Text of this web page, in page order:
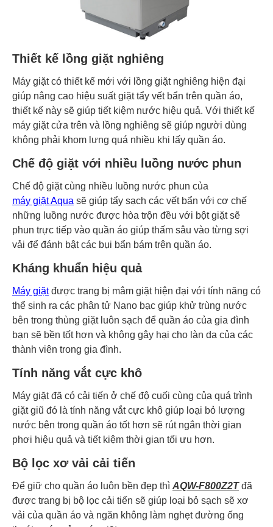
Thiết kế lồng giặt nghiêng
Máy giặt có thiết kế mới với lồng giặt nghiêng hiện đại
giúp nâng cao hiệu suất giặt tẩy vết bẩn trên quần áo,
thiết kế này sẽ giúp tiết kiệm nước hiệu quả. Với thiết kế
máy giặt cửa trên và lồng nghiêng sẽ giúp người dùng
không phải khom lưng quá nhiều khi lấy quần áo.
Chế độ giặt với nhiều luồng nước phun
Chế độ giặt cùng nhiều luồng nước phun của
máy giặt Aqua sẽ giúp tẩy sạch các vết bẩn với cơ chế
những luồng nước được hòa trộn đều với bột giặt sẽ
phun trực tiếp vào quần áo giúp thấm sâu vào từng sợi
vải để đánh bật các bụi bẩn bám trên quần áo.
Kháng khuẩn hiệu quả
Máy giặtđược trang bị mâm giặt hiện đại với tính năng có
thể sinh ra các phân tử Nano bạc giúp khử trùng nước
bên trong thùng giặt luôn sạch để quần áo của gia đình
bạn sẽ bền tốt hơn và không gây hại cho làn da của các
thành viên trong gia đình.
Tính năng vắt cực khô
Máy giặt đã có cải tiến ở chế độ cuối cùng của quá trình
giặt giũ đó là tính năng vắt cực khô giúp loại bỏ lượng
nước bên trong quần áo tốt hơn sẽ rút ngắn thời gian
phơi hiệu quả và tiết kiệm thời gian tối ưu hơn.
Bộ lọc xơ vải cải tiến
Để giữ cho quần áo luôn bền đẹp thì AQW-F800Z2Tđã
được trang bị bộ lọc cải tiến sẽ giúp loại bỏ sạch sẽ xơ
vải của quần áo và ngăn không làm nghẹt đường ống